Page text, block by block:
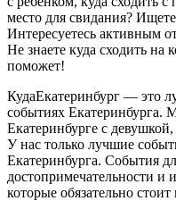
место для свидания?
Интересуетесь активным
Не знаете куда сходить на
поможет!
КудаЕкатеринбург — это
событиях Екатеринбурга.
Екатеринбурге с
У нас только лучшие
Екатеринбурга. События
достопримечательности и
которые обязательно стоит